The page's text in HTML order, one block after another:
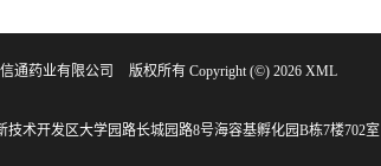
通药业有限公司 版权所有 Copyright (©) 2026 XML
技术开发区大学园路长城园路8号海容基孵化园B栋7楼702室